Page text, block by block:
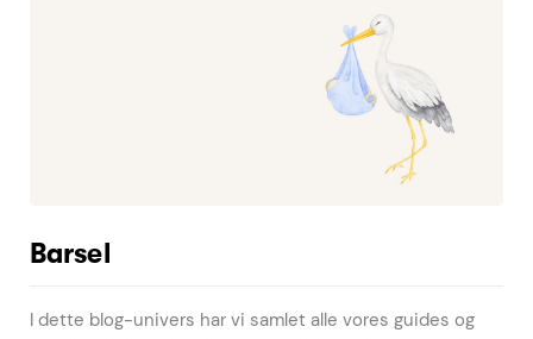
Barsel
I dette blog-univers har vi samlet alle vores guides og